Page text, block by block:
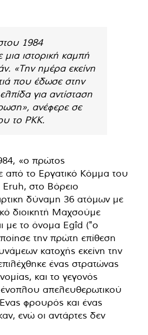
1984
ιστορική καμπή
«Την ημέρα εκείνη
που έδωσε στην
για αντίσταση
ανέφερε σε
το PKK.
«ο πρώτος
από το Εργατικό Κόμμα του
Eruh, στο Βόρειο
δύναμη 36 ατόμων με
διοικητή Μαχσούμε
με το όνομα Egîd ("ο
την πρώτη επίθεση
κατοχής εκείνη την
ένας στρατώνας
και το γεγονός
απελευθερωτικού
φρουρός και ένας
ενώ οι αντάρτες δεν